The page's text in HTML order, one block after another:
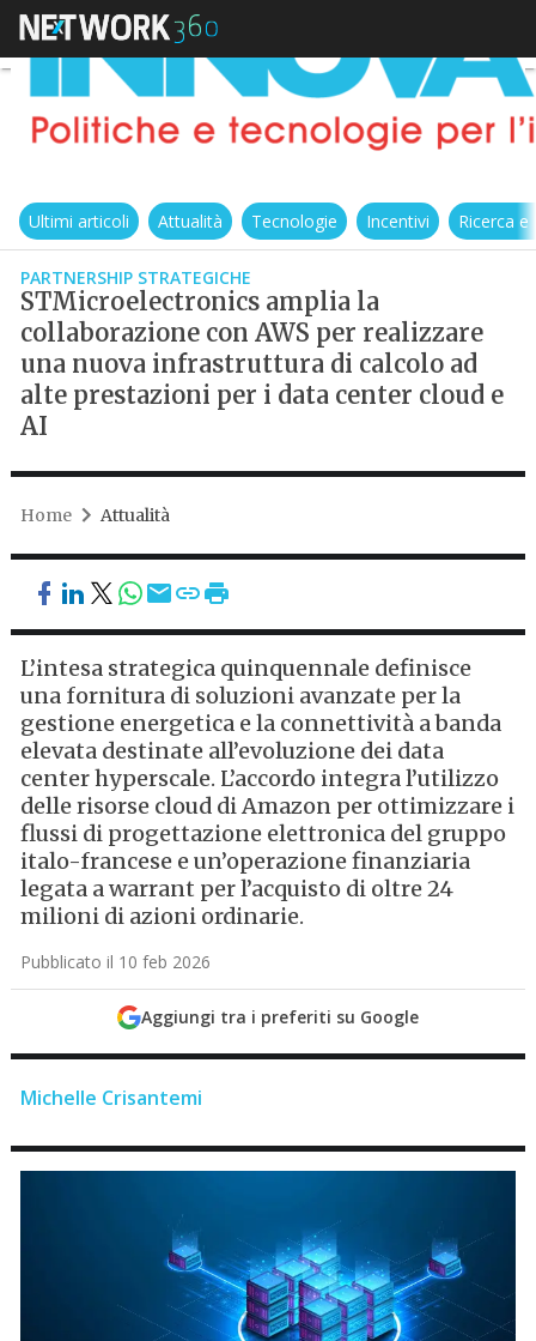
Ultimi articoli Attualità Tecnologie Incentivi Ricerca
PARTNERSHIP STRATEGICHE
STMicroelectronics amplia la
collaborazione con AWS per realizzare
una nuova infrastruttura di calcolo ad
alte prestazioni per i data center cloud e
AI
Home Attualità
L’intesa strategica quinquennale definisce
una fornitura di soluzioni avanzate per la
gestione energetica e la connettività a banda
elevata destinate all’evoluzione dei data
center hyperscale. L’accordo integra l’utilizzo
delle risorse cloud di Amazon per ottimizzare i
flussi di progettazione elettronica del gruppo
italo-francese e un’operazione finanziaria
legata a warrant per l’acquisto di oltre 24
milioni di azioni ordinarie.
Pubblicato il 10 feb 2026
Aggiungi tra i preferiti su Google
Michelle Crisantemi